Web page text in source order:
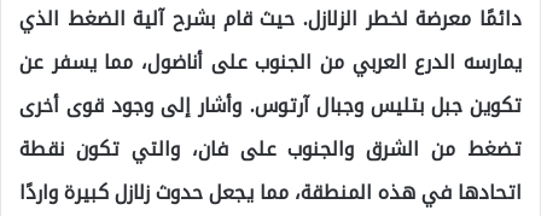
دائمًا معرضة لخطر الزلازل. حيث قام بشرح آلية الضغط الذي
يمارسه الدرع العربي من الجنوب على أناضول، مما يسفر عن
تكوين جبل بتليس وجبال آرتوس. وأشار إلى وجود قوى أخرى
تضغط من الشرق والجنوب على فان، والتي تكون نقطة
اتحادها في هذه المنطقة، مما يجعل حدوث زلازل كبيرة واردًا